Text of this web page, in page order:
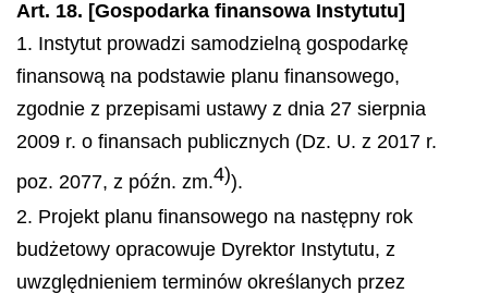
Art. 18. [Gospodarka finansowa Instytutu]
1. Instytut prowadzi samodzielną gospodarkę
finansową na podstawie planu finansowego,
zgodnie z przepisami ustawy z dnia 27 sierpnia
2009 r. o finansach publicznych (Dz. U. z 2017 r.
poz. 2077, z późn. zm.4)).
2. Projekt planu finansowego na następny rok
budżetowy opracowuje Dyrektor Instytutu, z
uwzględnieniem terminów określanych przez